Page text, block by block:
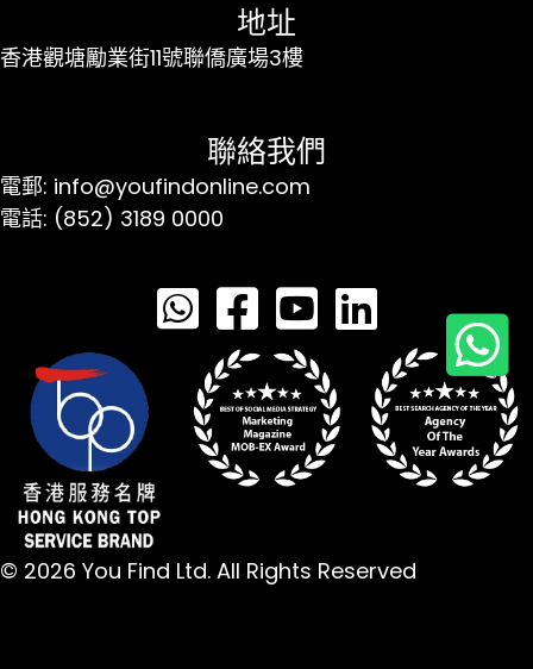
地址
香港觀塘勵業街11號聯僑廣場3樓
聯絡我們
電郵: info@youfindonline.com
電話: (852) 3189 0000
© 2026 You Find Ltd. All Rights Reserved